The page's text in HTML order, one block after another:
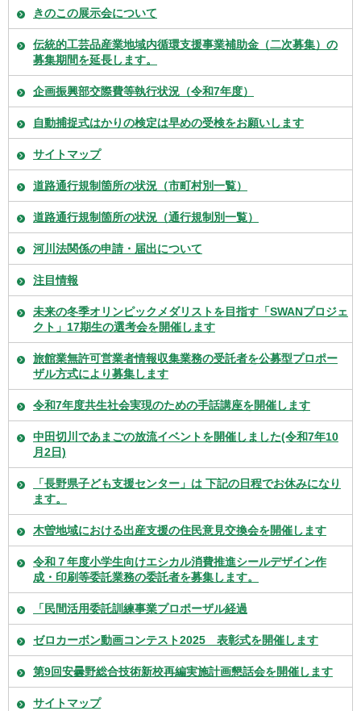
きのこの展示会について
伝統的工芸品産業地域内循環支援事業補助金（二次募集）の
募集期間を延長します。
企画振興部交際費等執行状況（令和7年度）
自動捕捉式はかりの検定は早めの受検をお願いします
サイトマップ
道路通行規制箇所の状況（市町村別一覧）
道路通行規制箇所の状況（通行規制別一覧）
河川法関係の申請・届出について
注目情報
未来の冬季オリンピックメダリストを目指す「SWANプロジェ
クト」17期生の選考会を開催します
旅館業無許可営業者情報収集業務の受託者を公募型プロポー
ザル方式により募集します
令和7年度共生社会実現のための手話講座を開催します
中田切川であまごの放流イベントを開催しました(令和7年10
月2日)
「長野県子ども支援センター」は 下記の日程でお休みになり
ます。
木曽地域における出産支援の住民意見交換会を開催します
令和７年度小学生向けエシカル消費推進シールデザイン作
成・印刷等委託業務の委託者を募集します。
「民間活用委託訓練事業プロポーザル経過
ゼロカーボン動画コンテスト2025 表彰式を開催します
第9回安曇野総合技術新校再編実施計画懇話会を開催します
サイトマップ